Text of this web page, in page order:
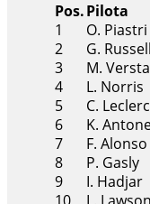
Pos.Pilota
1
O. Piastri
2
G. Russell
3
M.
4
L. Norris
5
C. Leclerc
6
K.
7
F. Alonso
8
P. Gasly
9
I. Hadjar